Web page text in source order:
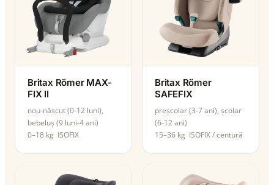
Britax Römer MAX-
FIX II
nou-născut (0-12 luni),
bebeluș (9 luni-4 ani)
0–18 kg ISOFIX
Britax Römer
SAFEFIX
preșcolar (3-7 ani), școlar
(6-12 ani)
15–36 kg ISOFIX / centură